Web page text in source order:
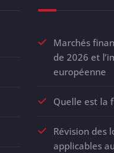
Marchés
de 2026 et
européenne
Quelle est la
Révision des
applicables